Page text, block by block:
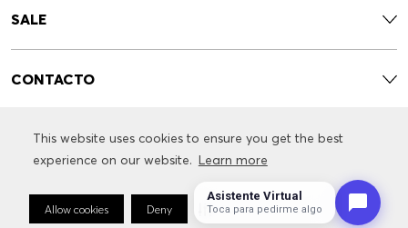
This website uses cookies to ensure you get the best
experience on our website. Learn more
Allow cookies Deny Cookie Preferences
This website uses cookies to ensure you get the best
experience on our website. Learn more
Allow cookies Deny Cookie Preferences
SALE
CONTACTO
SERVICIOS
INFORMACIÓN RELACIONADA CON LA MARCA
Asistente Virtual
Toca para pedirme algo